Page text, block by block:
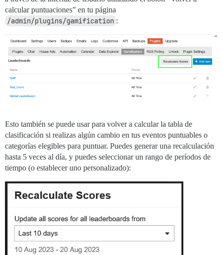
calcular puntuaciones” en tu página
/admin/plugins/gamification :
Esto también se puede usar para volver a calcular la tabla de
clasificación si realizas algún cambio en tus eventos puntuables o
categorías elegibles para puntuar. Puedes generar una recalculación
hasta 5 veces al día, y puedes seleccionar un rango de períodos de
tiempo (o establecer uno personalizado):